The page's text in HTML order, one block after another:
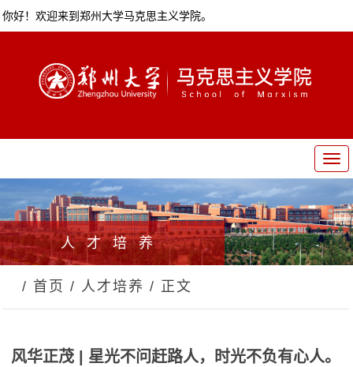
你好！欢迎来到郑州大学马克思主义学院。
T
o
g
l
e
n
i
人才培养
/ 首页 / 人才培养 / 正文
风华正茂 | 星光不问赶路人，时光不负有心人。